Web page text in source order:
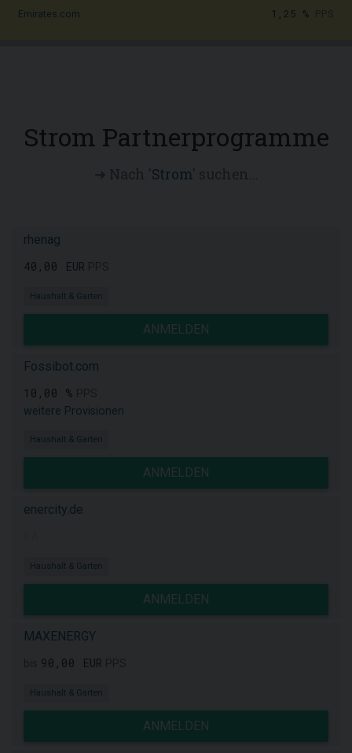
Emirates.com 1,25 %
Strom Partnerprogramme
Strom' suchen...
rhenag
40,00 EUR
Haushalt & Garten
ANMELDEN
Fossibot.com
10,00 %
weitere Provisionen
Haushalt & Garten
ANMELDEN
enercity.de
Haushalt & Garten
ANMELDEN
MAXENERGY
90,00 EUR
Haushalt & Garten
ANMELDEN